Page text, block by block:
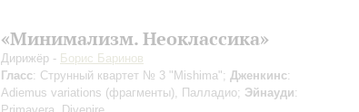
«Минимализм. Неоклассика»
Дирижёр - Борис Баринов
Гласс: Струнный квартет № 3 "Mishima"; Дженкинс:
Adiemus variations (фрагменты), Палладио; Эйнауди: